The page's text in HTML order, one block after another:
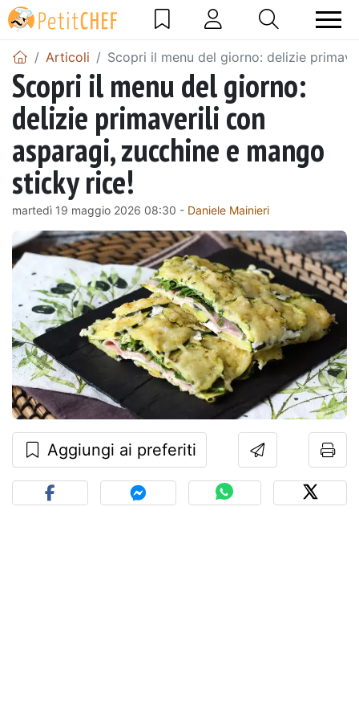
Articoli Scopri il menu del giorno: delizie
Scopri il menu del giorno:
delizie primaverili con
asparagi, zucchine e mango
sticky rice!
martedì 19 maggio 2026 08:30 - Daniele Mainieri
Aggiungi ai preferiti